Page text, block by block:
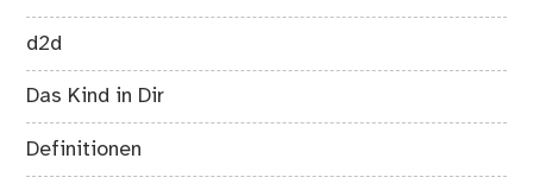
d2d
Das Kind in Dir
Definitionen